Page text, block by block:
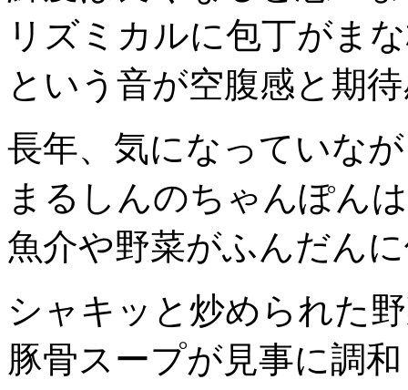
リズミカルに包丁がま
という音が空腹感と期
長年、気になっていな
まるしんのちゃんぽん
魚介や野菜がふんだん
シャキッと炒められた
豚骨スープが見事に調